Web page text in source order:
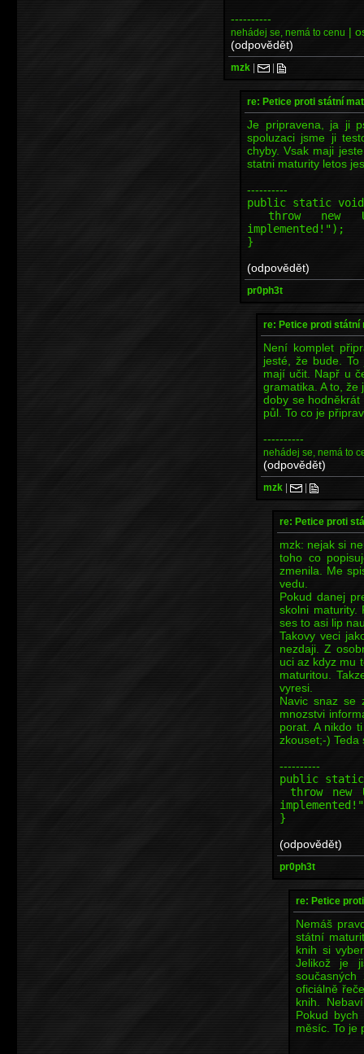
----------
nehádej se, nemá to cenu |
(odpovědět)
mzk | |
re: Petice proti státní
Je pripravena, ja ji
spoluzaci jsme ji
chyby. Vsak maji
statni maturity letos
----------
public static
throw new
implemented!");
}
(odpovědět)
pr0ph3t
re: Petice proti státní
Není komplet
jesté, že bude.
mají učit. Např u
gramatika. A to,
doby se
půl. To co je
----------
nehádej se, nemá to
(odpovědět)
mzk | |
re: Petice proti
mzk: nejak si
toho co
zmenila. Me
vedu.
Pokud danej
skolni
ses to asi lip
Takovy veci
nezdaji. Z
uci az kdyz mu
maturitou.
vyresi.
Navic snaz se
mnozstvi
porat. A nikdo
zkouset;-) Teda
----------
public
throw new
}
(odpovědět)
pr0ph3t
re: Petice
Nemáš
státní
knih si
Jelikož je
oficiálně
knih.
Pokud
měsíc. To je